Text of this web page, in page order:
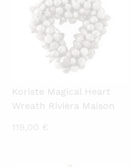
Koriste Magical Heart
Wreath Rivièra Maison
119,00 €